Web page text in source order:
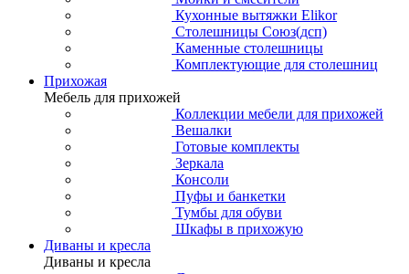
Кухонные вытяжки Elikor
Столешницы Союз(дсп)
Каменные столешницы
Комплектующие для столешниц
Прихожая
Мебель для прихожей
Коллекции мебели для прихожей
Вешалки
Готовые комплекты
Зеркала
Консоли
Пуфы и банкетки
Тумбы для обуви
Шкафы в прихожую
Диваны и кресла
Диваны и кресла